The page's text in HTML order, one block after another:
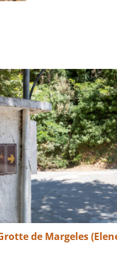
de Margeles